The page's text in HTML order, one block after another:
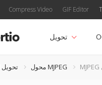
Compress Video GIF Editor
تحويل
تحويل محول MJPEG